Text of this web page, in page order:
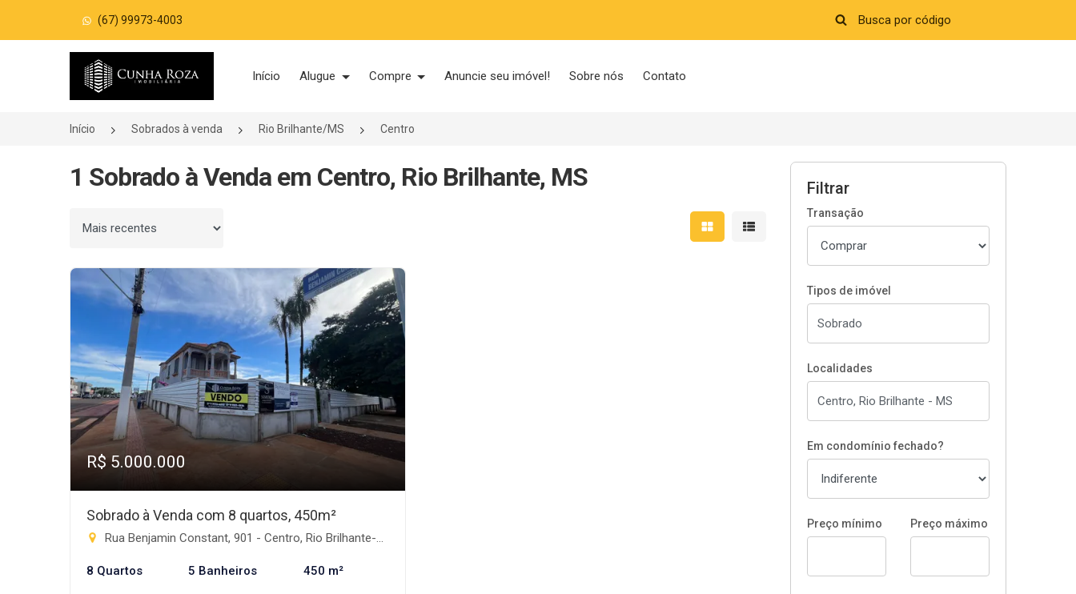
(67) 99973-4003
Página inicial
Início Alugue Compre Anuncie seu imóvel! Sobre nós Contato
Início Sobrados à venda Rio Brilhante/MS Centro
1 Sobrado à Venda em Centro, Rio Brilhante, MS
Ordenar por Mostrar resultados em grade
Mostrar resultados em lista
R$ 5.000.000
Sobrado à Venda com 8 quartos, 450m²
Rua Benjamin Constant, 901 - Centro, Rio Brilhante-MS
8 Quartos 5 Banheiros 450 m²
Filtrar
Transação
Tipos de imóvel
Localidades
Em condomínio fechado?
Preço mínimo Preço máximo